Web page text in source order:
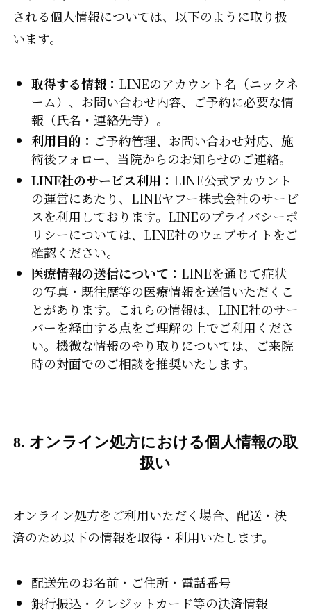
される個人情報については、以下のように取り扱
います。
取得する情報： LINEのアカウント名（ニックネ
ーム）、お問い合わせ内容、ご予約に必要な情
報（氏名・連絡先等）。
利用目的： ご予約管理、お問い合わせ対応、施
術後フォロー、当院からのお知らせのご連絡。
LINE社のサービス利用： LINE公式アカウント
の運営にあたり、LINEヤフー株式会社のサービ
スを利用しております。LINEのプライバシーポ
リシーについては、LINE社のウェブサイトをご
確認ください。
医療情報の送信について： LINEを通じて症状
の写真・既往歴等の医療情報を送信いただくこ
とがあります。これらの情報は、LINE社のサー
バーを経由する点をご理解の上でご利用くださ
い。機微な情報のやり取りについては、ご来院
時の対面でのご相談を推奨いたします。
8. オンライン処方における個人情報の取
扱い
オンライン処方をご利用いただく場合、配送・決
済のため以下の情報を取得・利用いたします。
配送先のお名前・ご住所・電話番号
銀行振込・クレジットカード等の決済情報